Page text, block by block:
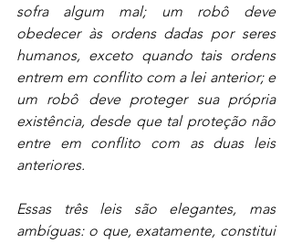
sofra algum mal; um robô deve
obedecer às ordens dadas por seres
humanos, exceto quando tais ordens
entrem em conflito com a lei anterior; e
um robô deve proteger sua própria
existência, desde que tal proteção não
entre em conflito com as duas leis
anteriores.
Essas três leis são elegantes, mas
ambíguas: o que, exatamente, constitui